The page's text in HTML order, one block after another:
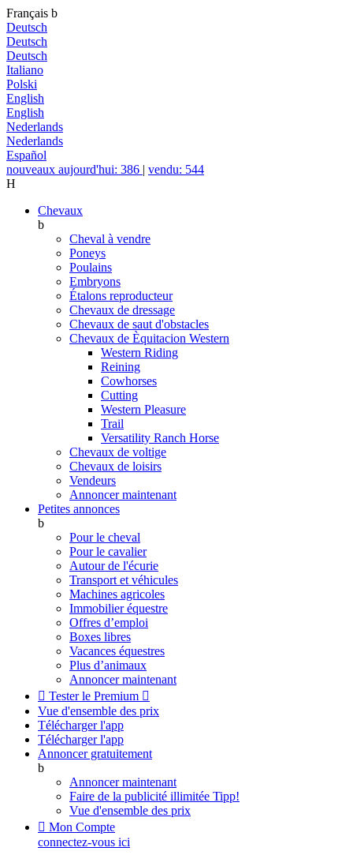
Français b
Deutsch
Deutsch
Deutsch
Italiano
Polski
English
English
Nederlands
Nederlands
Español
nouveaux aujourd'hui: 386 | vendu: 544
H
Chevaux
b
Cheval à vendre
Poneys
Poulains
Embryons
Étalons reproducteur
Chevaux de dressage
Chevaux de saut d'obstacles
Chevaux de Èquitacion Western
Western Riding
Reining
Cowhorses
Cutting
Western Pleasure
Trail
Versatility Ranch Horse
Chevaux de voltige
Chevaux de loisirs
Vendeurs
Annoncer maintenant
Petites annonces
b
Pour le cheval
Pour le cavalier
Autour de l'écurie
Transport et véhicules
Machines agricoles
Immobilier équestre
Offres d’emploi
Boxes libres
Vacances équestres
Plus d’animaux
Annoncer maintenant
 Tester le Premium 
Vue d'ensemble des prix
Télécharger l'app
Télécharger l'app
Annoncer gratuitement
b
Annoncer maintenant
Faire de la publicité illimitée Tipp!
Vue d'ensemble des prix
 Mon Compte
connectez-vous ici